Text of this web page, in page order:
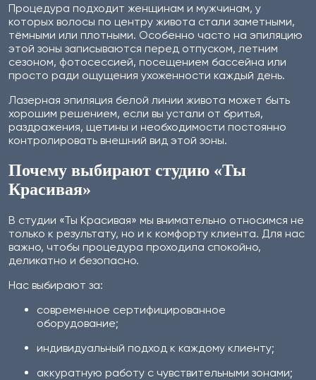
Процедура подходит женщинам и мужчинам, у
которых волосы по центру живота стали заметными,
тёмными или плотными. Особенно часто на эпиляцию
этой зоны записываются перед отпуском, летним
сезоном, фотосессией, посещением бассейна или
просто ради ощущения ухоженности каждый день.
Лазерная эпиляция белой линии живота может быть
хорошим решением, если вы устали от бритья,
раздражения, щетины и необходимости постоянно
контролировать внешний вид этой зоны.
Почему выбирают студию «Ты
Красивая»
В студии «Ты Красивая» мы внимательно относимся не
только к результату, но и к комфорту клиента. Для нас
важно, чтобы процедура проходила спокойно,
деликатно и безопасно.
Нас выбирают за:
современное сертифицированное
оборудование;
индивидуальный подход к каждому клиенту;
аккуратную работу с чувствительными зонами;